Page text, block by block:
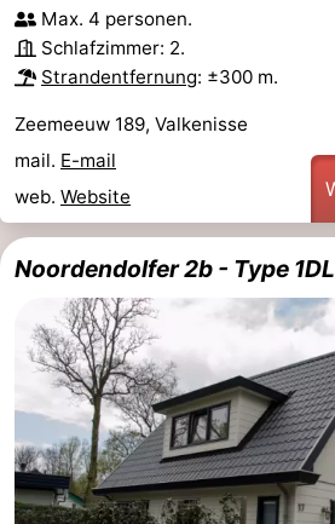
Max. 4 personen.
Schlafzimmer: 2.
Strandentfernung: ±300 m.
Zeemeeuw 189, Valkenisse
mail. E-mail
web. Website
Noordendolfer 2b - Type 1DL